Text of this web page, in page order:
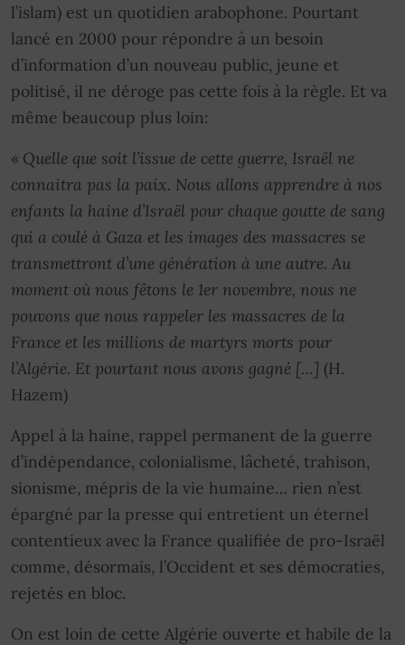
l’islam) est un quotidien arabophone. Pourtant
lancé en 2000 pour répondre à un besoin
d’information d’un nouveau public, jeune et
politisé, il ne déroge pas cette fois à la règle. Et va
même beaucoup plus loin:
« Quelle que soit l’issue de cette guerre, Israël ne
connaitra pas la paix. Nous allons apprendre à nos
enfants la haine d’Israël pour chaque goutte de sang
qui a coulé à Gaza et les images des massacres se
transmettront d’une génération à une autre. Au
moment où nous fêtons le 1er novembre, nous ne
pouvons que nous rappeler les massacres de la
France et les millions de martyrs morts pour
l’Algérie. Et pourtant nous avons gagné […] (H.
Hazem)
Appel à la haine, rappel permanent de la guerre
d’indépendance, colonialisme, lâcheté, trahison,
sionisme, mépris de la vie humaine… rien n’est
épargné par la presse qui entretient un éternel
contentieux avec la France qualifiée de pro-Israël
comme, désormais, l’Occident et ses démocraties,
rejetés en bloc.
On est loin de cette Algérie ouverte et habile de la